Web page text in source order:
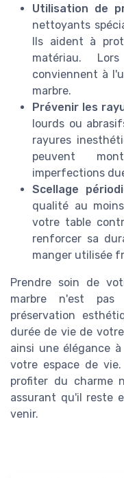
Utilisation de
nettoyants
Ils aident à
matériau.
conviennent à
marbre.
Prévenir les
lourds ou
rayures
peuvent
imperfections
Scellage
qualité au
votre table
renforcer sa
manger utilisée
Prendre soin de
marbre n'est pas
préservation
durée de vie de
ainsi une élégance
votre espace de
profiter du charme
assurant qu'il reste
venir.